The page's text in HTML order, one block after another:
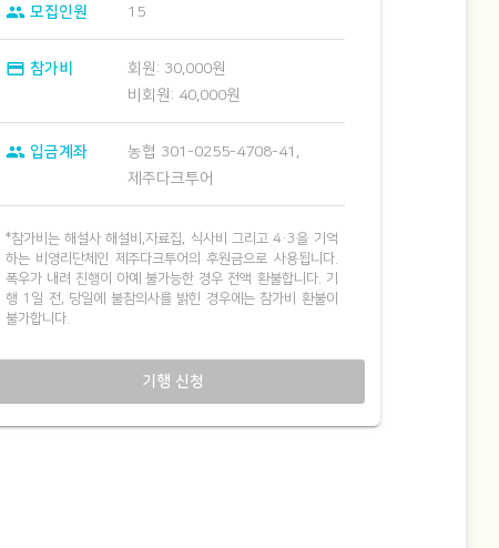
group 모집인원 15
credit_card 참가비
회원: 30,000원
비회원: 40,000원
group 입금계좌
농협 301-0255-4708-41,
제주다크투어
*참가비는 해설사 해설비,자료집, 식사비 그리고 4·3을 기억
하는 비영리단체인 제주다크투어의 후원금으로 사용됩니다.
폭우가 내려 진행이 아예 불가능한 경우 전액 환불합니다. 기
행 1일 전, 당일에 불참의사를 밝힌 경우에는 참가비 환불이
불가합니다.
기행 신청